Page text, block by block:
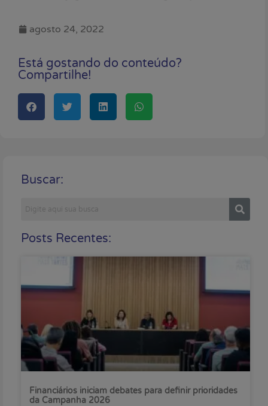
agosto 24, 2022
Está gostando do conteúdo?
Compartilhe!
Buscar:
Posts Recentes:
Financiários iniciam debates para definir prioridades
da Campanha 2026